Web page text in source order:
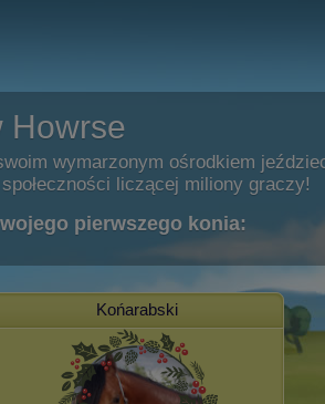
Howrse
wymarzonym ośrodkiem
społeczności liczącej miliony graczy!
pierwszego konia:
Końarabski